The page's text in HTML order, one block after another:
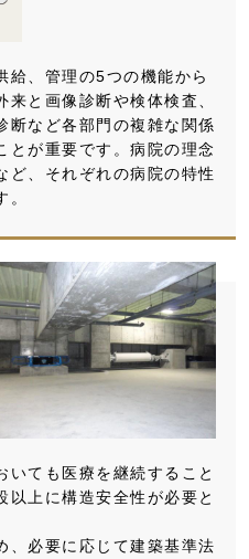
給、管理の5つの機能から
と画像診断や検体検査、
断など各部門の複雑な関係
とが重要です。病院の理念
ど、それぞれの病院の特性
いても医療を継続すること
以上に構造安全性が必要と
、必要に応じて建築基準法